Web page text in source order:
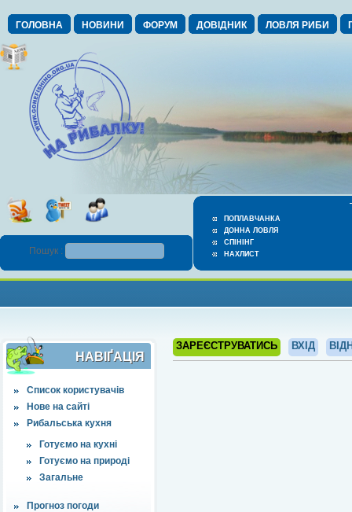
ГОЛОВНА НОВИНИ ФОРУМ ДОВІДНИК ЛОВЛЯ РИБИ
ПОПЛАВЧАНКА
ДОННА ЛОВЛЯ
СПІНІНГ
НАХЛИСТ
Пошук :
НАВІҐАЦІЯ
Список користувачів
Нове на сайті
Рибальська кухня
Готуємо на кухні
Готуємо на природі
Загальне
Прогноз погоди
ЗАРЕЄСТРУВАТИСЬ ВХІД